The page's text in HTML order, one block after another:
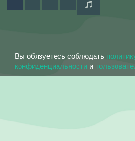
Вы обязуетесь соблюдать
конфиденциальности и